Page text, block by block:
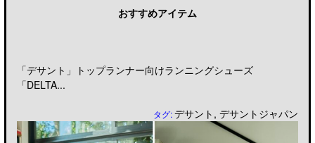
おすすめアイテム
「デサント」トップランナー向けランニングシューズ
「DELTA...
タグ:デサント ,デサントジャパン